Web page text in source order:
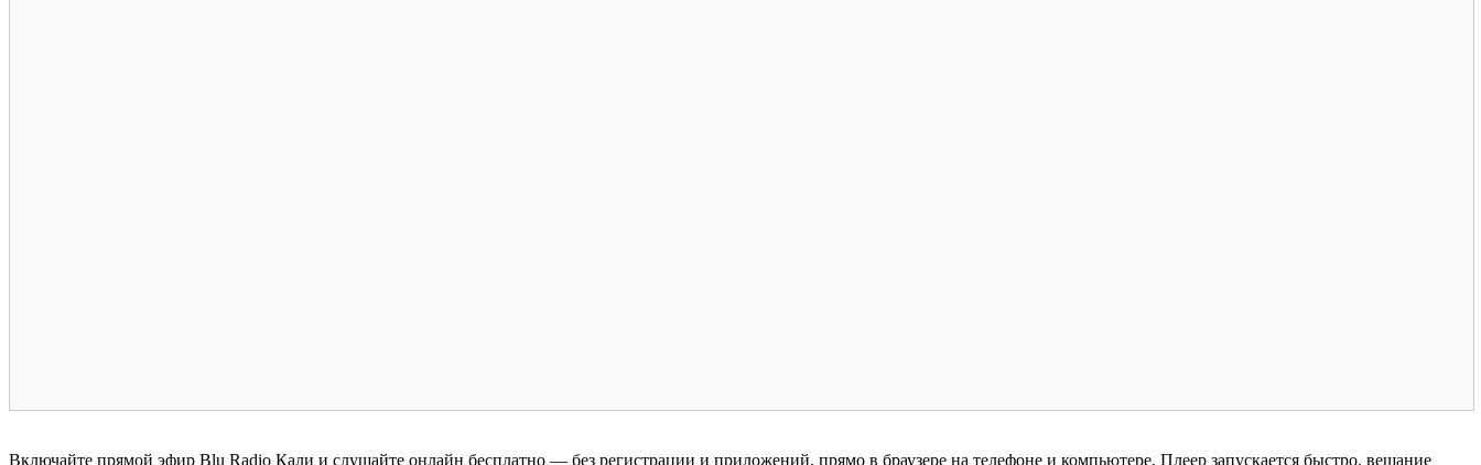
Включайте прямой эфир Blu Radio Кали и слушайте онлайн бесплатно — без регистрации и приложений, прямо в браузере на телефоне и компьютере. Плеер запускается быстро, вещание